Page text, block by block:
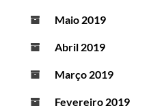
Maio 2019
Abril 2019
Março 2019
Fevereiro 2019